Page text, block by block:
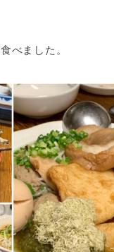
べました。